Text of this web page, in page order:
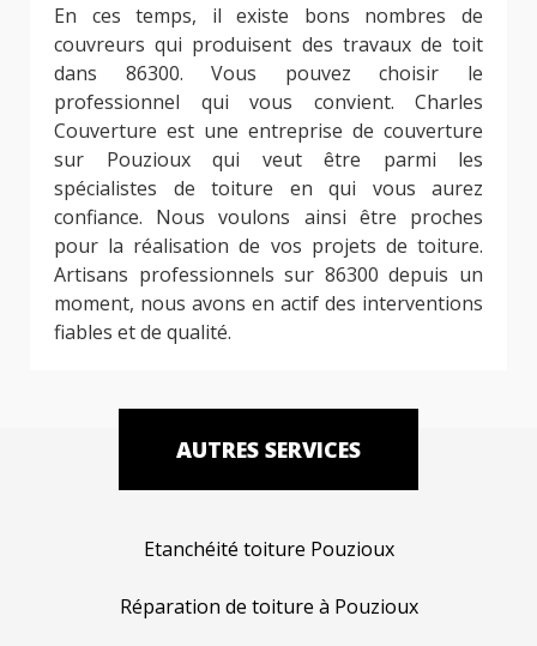
En ces temps, il existe bons nombres de
couvreurs qui produisent des travaux de toit
dans 86300. Vous pouvez choisir le
professionnel qui vous convient. Charles
Couverture est une entreprise de couverture
sur Pouzioux qui veut être parmi les
spécialistes de toiture en qui vous aurez
confiance. Nous voulons ainsi être proches
pour la réalisation de vos projets de toiture.
Artisans professionnels sur 86300 depuis un
moment, nous avons en actif des interventions
fiables et de qualité.
AUTRES SERVICES
Etanchéité toiture Pouzioux
Réparation de toiture à Pouzioux